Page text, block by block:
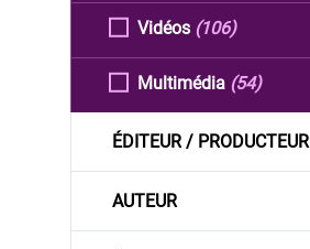
Vidéos (106)
Multimédia (54)
ÉDITEUR / PRODUCTEUR
AUTEUR